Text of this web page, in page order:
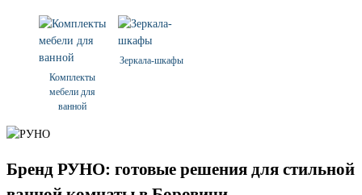
Комплекты
мебели для
ванной
Зеркала-шкафы
Бренд РУНО: готовые решения для стильной